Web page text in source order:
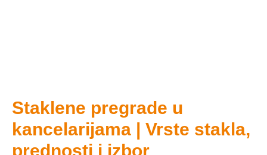
Staklene pregrade u
kancelarijama | Vrste stakla,
prednosti i izbor